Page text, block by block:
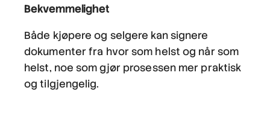
Bekvemmelighet
Både kjøpere og selgere kan signere
dokumenter fra hvor som helst og når som
helst, noe som gjør prosessen mer praktisk
og tilgjengelig.